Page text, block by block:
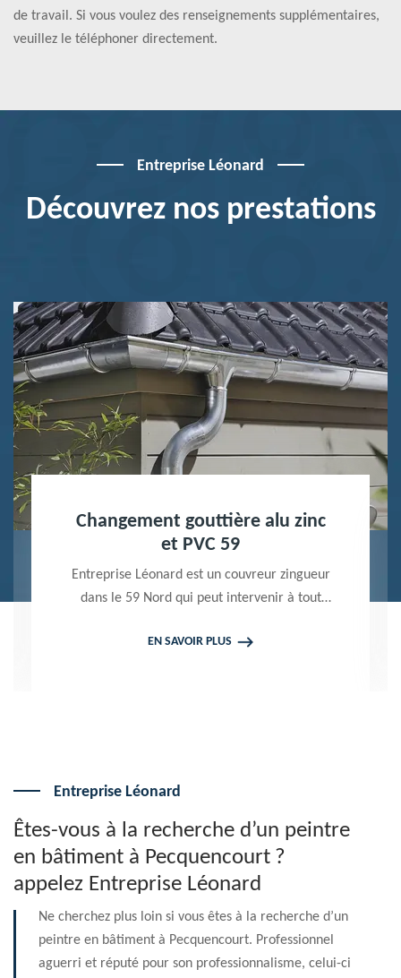
de travail. Si vous voulez des renseignements supplémentaires,
veuillez le téléphoner directement.
Entreprise Léonard
Découvrez nos prestations
Nettoyage terrasse et pavé 59
Peintre professionnel dans le 59 Nord,
Entreprise Léonard utilise des produits de
pavé. Propose un devis gratuit qui ne vous
EN SAVOIR PLUS
Entreprise Léonard
Êtes-vous à la recherche d’un peintre
en bâtiment à Pecquencourt ?
appelez Entreprise Léonard
Ne cherchez plus loin si vous êtes à la recherche d’un
peintre en bâtiment à Pecquencourt. Professionnel
aguerri et réputé pour son professionnalisme, celui-ci